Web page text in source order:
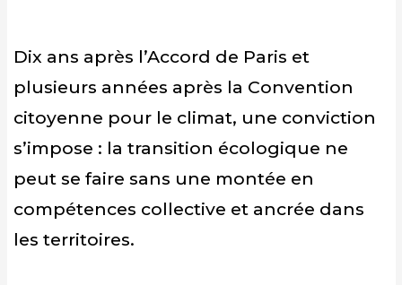
Dix ans après l’Accord de Paris et
plusieurs années après la Convention
citoyenne pour le climat, une conviction
s’impose : la transition écologique ne
peut se faire sans une montée en
compétences collective et ancrée dans
les territoires.